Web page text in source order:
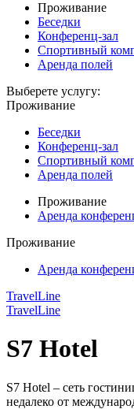
Проживание
Беседки
Конференц-зал
Спортивный
Аренда полей
Выберете услугу:
Проживание
Беседки
Конференц-зал
Спортивный
Аренда полей
Проживание
Аренда
Проживание
Аренда
TravelLine
TravelLine
S7 Hotel
S7 Hotel – сеть
недалеко от